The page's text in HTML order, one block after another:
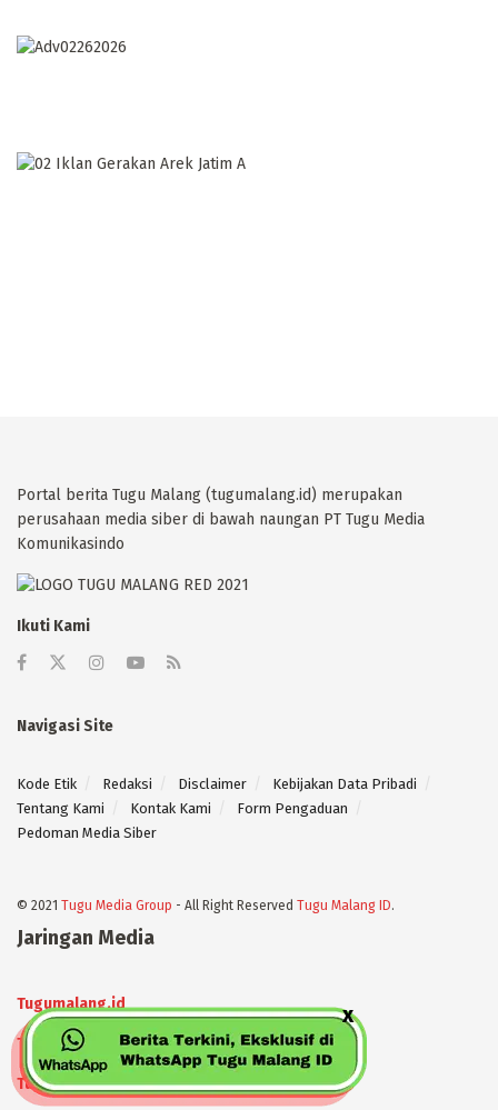
Portal berita Tugu Malang (tugumalang.id) merupakan
perusahaan media siber di bawah naungan PT Tugu Media
Komunikasindo
Ikuti Kami
Navigasi Site
Kode Etik Redaksi Disclaimer
Kebijakan Data Pribadi
Tentang Kami
Kontak Kami
Form Pengaduan
Pedoman Media Siber
© 2021 Tugu Media Group - All Right Reserved Tugu Malang ID.
Jaringan Media
Tugumalang.id
Tugujatim.id
Tugusehat.id